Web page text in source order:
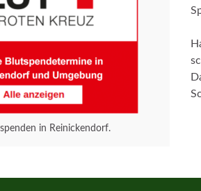
in Reinickendorf.